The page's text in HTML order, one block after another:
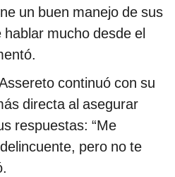
un buen manejo de sus
mucho desde el
continuó con su
directa al asegurar
respuestas: “Me
pero no te